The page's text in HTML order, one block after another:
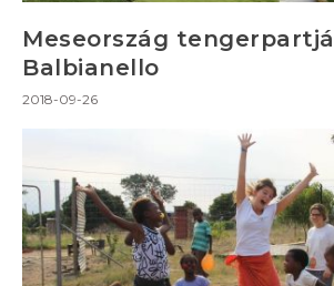
Meseország
Balbianello
2018-09-26